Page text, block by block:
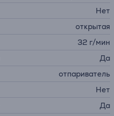
Нет
открытая
32 г/мин
Да
отпариватель
Нет
Да